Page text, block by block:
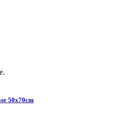
50x70cm